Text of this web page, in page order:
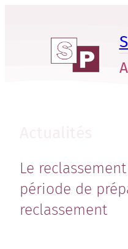
Le
période de
reclassement